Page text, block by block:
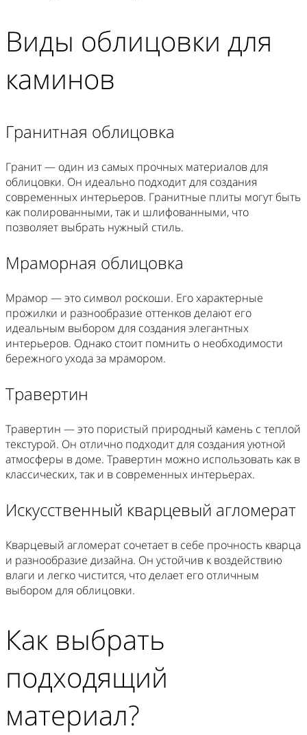
Виды облицовки для
каминов
Гранитная облицовка
Гранит — один из самых прочных материалов для
облицовки. Он идеально подходит для создания
современных интерьеров. Гранитные плиты могут быть
как полированными, так и шлифованными, что
позволяет выбрать нужный стиль.
Мраморная облицовка
Мрамор — это символ роскоши. Его характерные
прожилки и разнообразие оттенков делают его
идеальным выбором для создания элегантных
интерьеров. Однако стоит помнить о необходимости
бережного ухода за мрамором.
Травертин
Травертин — это пористый природный камень с теплой
текстурой. Он отлично подходит для создания уютной
атмосферы в доме. Травертин можно использовать как в
классических, так и в современных интерьерах.
Искусственный кварцевый агломерат
Кварцевый агломерат сочетает в себе прочность кварца
и разнообразие дизайна. Он устойчив к воздействию
влаги и легко чистится, что делает его отличным
выбором для облицовки.
Как выбрать
подходящий
материал?